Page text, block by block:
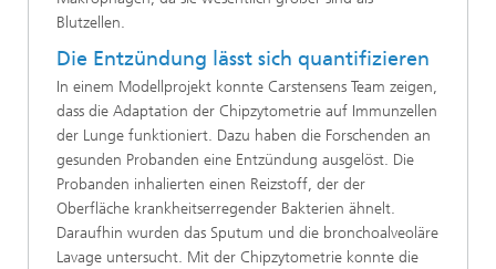
Blutzellen.
Die Entzündung lässt sich quantifizieren
In einem Modellprojekt konnte Carstensens Team zeigen,
dass die Adaptation der Chipzytometrie auf Immunzellen
der Lunge funktioniert. Dazu haben die Forschenden an
gesunden Probanden eine Entzündung ausgelöst. Die
Probanden inhalierten einen Reizstoff, der der
Oberfläche krankheitserregender Bakterien ähnelt.
Daraufhin wurden das Sputum und die bronchoalveoläre
Lavage untersucht. Mit der Chipzytometrie konnte die